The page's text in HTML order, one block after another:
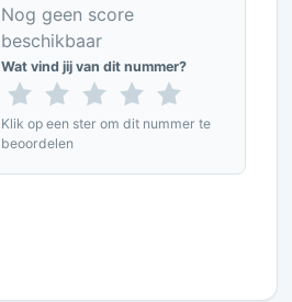
Nog geen score
beschikbaar
Wat vind jij van dit nummer?
Klik op een ster om dit nummer te
beoordelen